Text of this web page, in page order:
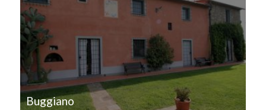
Buggiano